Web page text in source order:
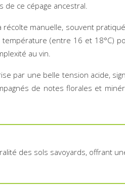
ce cépage ancestral.
manuelle, souvent
(entre 16 et
au vin.
par une belle tension acide,
de notes florales et
des sols savoyards, offrant